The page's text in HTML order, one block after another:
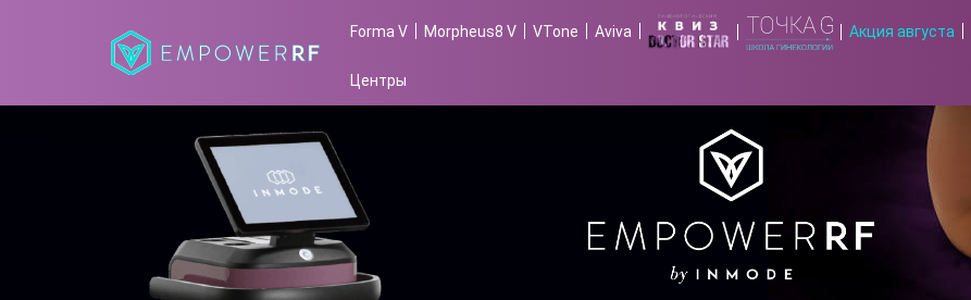
Forma V Morpheus8 V VTone Aviva Акция августа
Центры